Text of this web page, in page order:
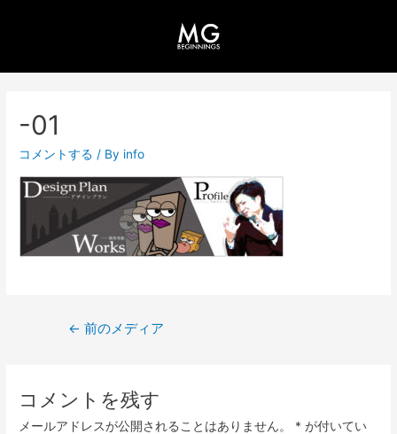
-01
コメントする / By info
← 前のメディア
コメントを残す
メールアドレスが公開されることはありません。 * が付いてい